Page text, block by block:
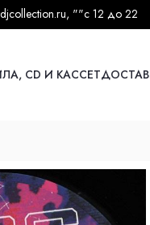
, ""с 12 до 22
CD И КАССЕТ